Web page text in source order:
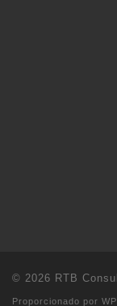
© 2026 RTB
Proporcionado por WP